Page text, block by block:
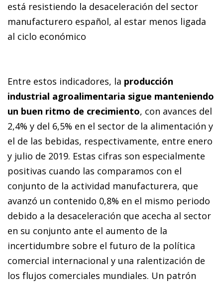
está resistiendo la desaceleración del sector
manufacturero español, al estar menos ligada
al ciclo económico
Entre estos indicadores, la producción
industrial agroalimentaria sigue manteniendo
un buen ritmo de crecimiento, con avances del
2,4% y del 6,5% en el sector de la alimentación y
el de las bebidas, respectivamente, entre enero
y julio de 2019. Estas cifras son especialmente
positivas cuando las comparamos con el
conjunto de la actividad manufacturera, que
avanzó un contenido 0,8% en el mismo periodo
debido a la desaceleración que acecha al sector
en su conjunto ante el aumento de la
incertidumbre sobre el futuro de la política
comercial internacional y una ralentización de
los flujos comerciales mundiales. Un patrón